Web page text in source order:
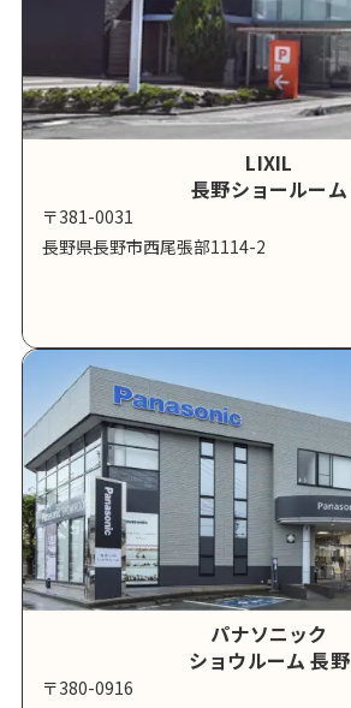
LIXIL
長野ショールーム
〒381-0031
長野県長野市西尾張部1114-2
パナソニック
ショウルーム 長野
〒380-0916